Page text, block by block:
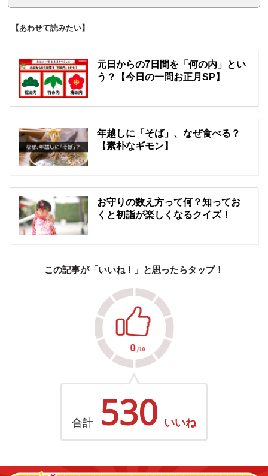
【あわせて読みたい】
元日からの7日間を「何の内」とい
う？【今日の一問お正月SP】
年越しに「そば」、なぜ食べる？
【素朴なギモン】
お守りの数え方って何？知ってお
くと初詣が楽しくなるクイズ！
この記事が「いいね！」と思ったらタップ！
合計 530 いいね